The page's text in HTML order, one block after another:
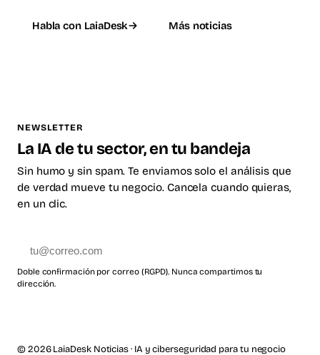
Habla con LaiaDesk Más noticias
NEWSLETTER
La IA de tu sector, en tu bandeja
Sin humo y sin spam. Te enviamos solo el análisis que
de verdad mueve tu negocio. Cancela cuando quieras,
en un clic.
Doble confirmación por correo (RGPD). Nunca compartimos tu
dirección.
© 2026 LaiaDesk Noticias · IA y ciberseguridad para tu negocio